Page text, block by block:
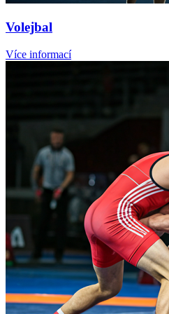
Volejbal
Více informací